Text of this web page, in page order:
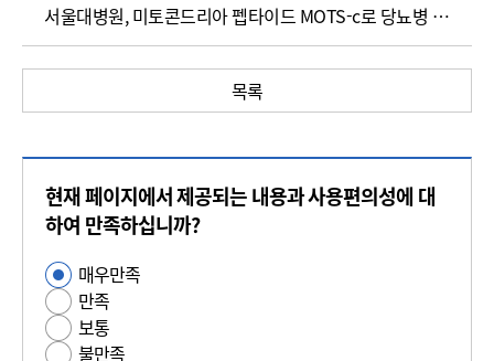
서울대병원, 미토콘드리아 펩타이드 MOTS-c로 당뇨병 진행 늦춘다
목록
현재 페이지에서 제공되는 내용과 사용편의성에 대
하여 만족하십니까?
사
용
편
의
매우만족
만족
보통
불만족